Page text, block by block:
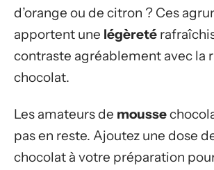
d’orange ou de citron ? Ces
apportent une légèreté
contraste agréablement avec la
chocolat.
Les amateurs de mousse
pas en reste. Ajoutez une dose
chocolat à votre préparation